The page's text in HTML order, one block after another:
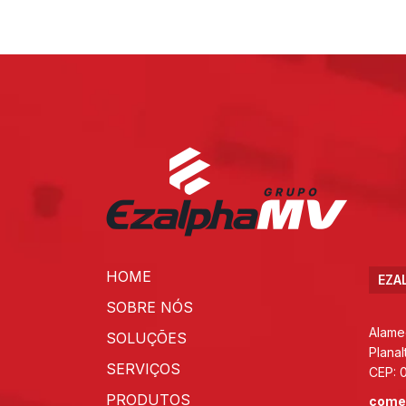
HOME
SOBRE NÓS
SOLUÇÕES
SERVIÇOS
PRODUTOS
CEP: